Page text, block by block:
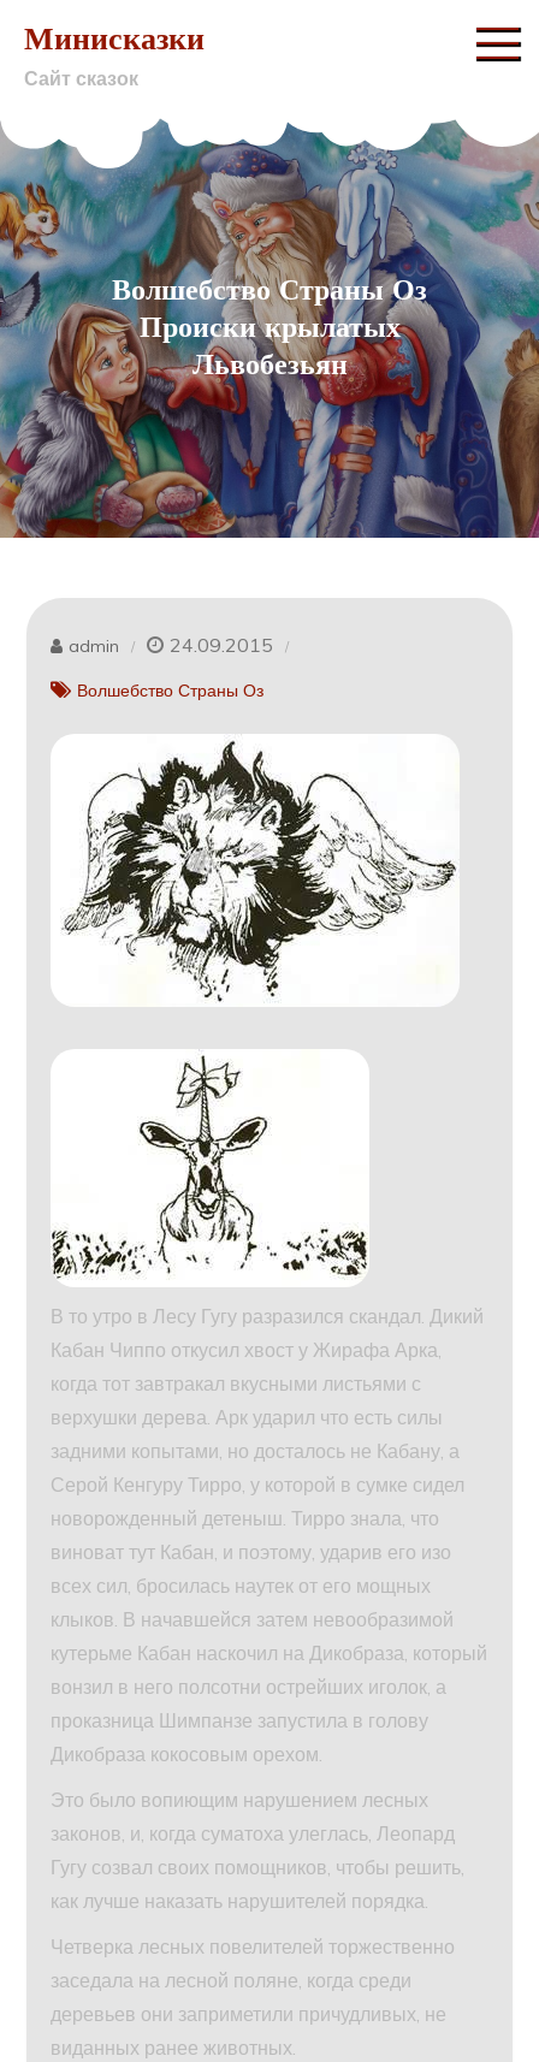
content
Минисказки
Сайт сказок
Волшебство Страны Оз
Происки крылатых
Львобезьян
admin 24.09.2015
Волшебство Страны Оз
В то утро в Лесу Гугу разразился скандал. Дикий
Кабан Чиппо откусил хвост у Жирафа Арка,
когда тот завтракал вкусными листьями с
верхушки дерева. Арк ударил что есть силы
задними копытами, но досталось не Кабану, а
Серой Кенгуру Тирро, у которой в сумке сидел
новорожденный детеныш. Тирро знала, что
виноват тут Кабан, и поэтому, ударив его изо
всех сил, бросилась наутек от его мощных
клыков. В начавшейся затем невообразимой
кутерьме Кабан наскочил на Дикобраза, который
вонзил в него полсотни острейших иголок, а
проказница Шимпанзе запустила в голову
Дикобраза кокосовым орехом.
Это было вопиющим нарушением лесных
законов, и, когда суматоха улеглась, Леопард
Гугу созвал своих помощников, чтобы решить,
как лучше наказать нарушителей порядка.
Четверка лесных повелителей торжественно
заседала на лесной поляне, когда среди
деревьев они заприметили причудливых, не
виданных ранее животных.